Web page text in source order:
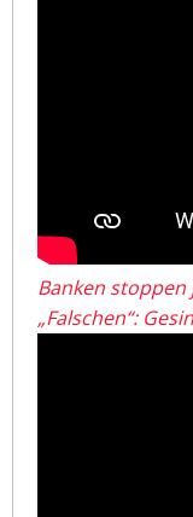
Banken
„Falschen“: